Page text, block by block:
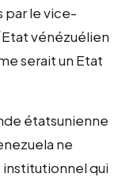
par le vice-
vénézuélien
serait un Etat
étatsunienne
ne
qui